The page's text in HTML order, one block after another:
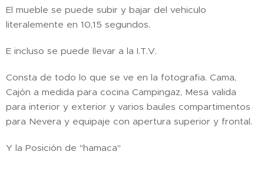
El mueble se puede subir y bajar del vehiculo
literalemente en 10,15 segundos.
E incluso se puede llevar a la I.T.V.
Consta de todo lo que se ve en la fotografia. Cama,
Cajón a medida para cocina Campingaz, Mesa valida
para interior y exterior y varios baules compartimentos
para Nevera y equipaje con apertura superior y frontal.
Y la Posición de "hamaca"